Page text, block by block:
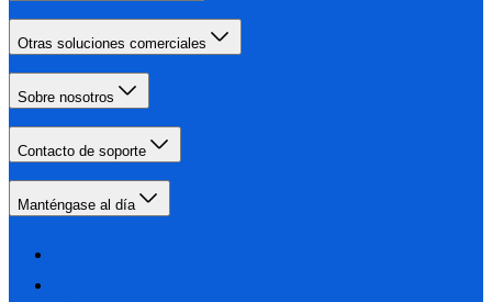
Otras soluciones comerciales
Sobre nosotros
Contacto de soporte
Manténgase al día